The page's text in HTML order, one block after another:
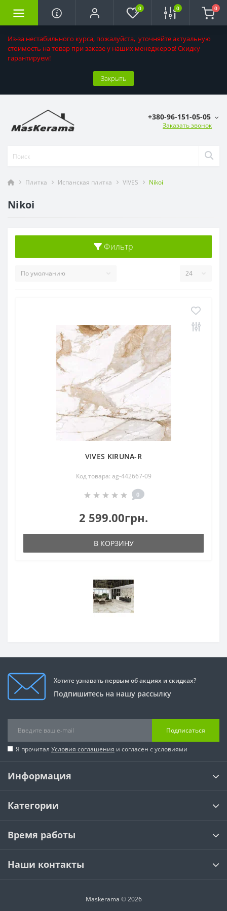
Из-за нестабильного курса, пожалуйста, уточняйте актуальную
стоимость на товар при заказе у наших менеджеров! Скидку
гарантируем!
Закрыть
0 0 0
+380-96-151-05-05
Заказать звонок
Плитка Испанская плитка VIVES Nikoi
Nikoi
Фильтр
VIVES KIRUNA-R
Код товара: ag-442667-09
0
2 599.00грн.
В КОРЗИНУ
Хотите узнавать первым об акциях и скидках?
Подпишитесь на нашу рассылку
Подписаться
Я прочитал Условия соглашения и согласен с условиями
Информация
Категории
Время работы
Наши контакты
Maskerama © 2026